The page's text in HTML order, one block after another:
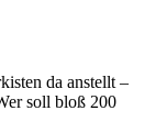
da anstellt –
soll bloß 200